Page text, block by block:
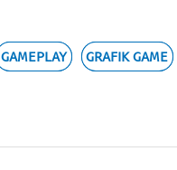
GAMEPLAY GRAFIK GAME